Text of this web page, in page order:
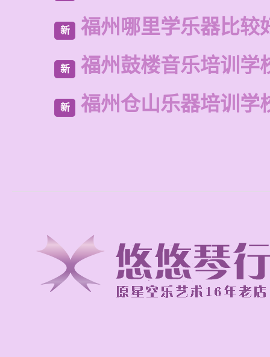
新 福州哪里学乐器比较
新 福州鼓楼音乐培训学
新 福州仓山乐器培训学